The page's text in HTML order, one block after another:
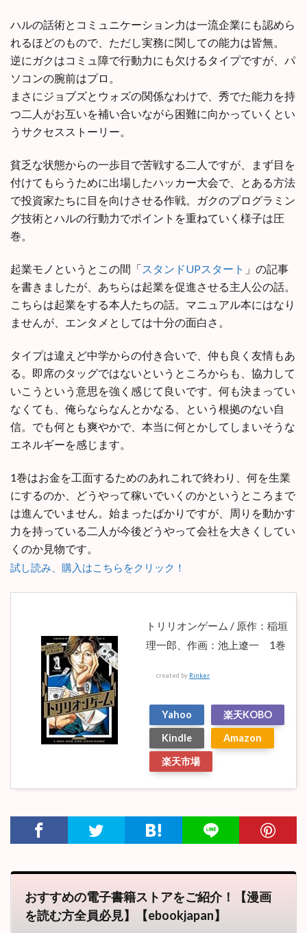
ハルの話術とコミュニケーション力は一流企業にも認めら
れるほどのもので、ただし実務に関しての能力は皆無。
逆にガクはコミュ障で行動力にも欠けるタイプですが、パ
ソコンの腕前はプロ。
まさにジョブズとウォズの関係なわけで、秀でた能力を持
つ二人がお互いを補い合いながら困難に向かっていくとい
うサクセスストーリー。
貧乏な状態からの一歩目で苦戦する二人ですが、まず目を
付けてもらうために出場したハッカー大会で、とある方法
で投資家たちに目を向けさせる作戦。ガクのプログラミン
グ技術とハルの行動力でポイントを重ねていく様子は圧
巻。
起業モノというとこの間「スタンドUPスタート 」の記事
を書きましたが、あちらは起業を促進させる主人公の話。
こちらは起業をする本人たちの話。マニュアル本にはなり
ませんが、エンタメとしては十分の面白さ。
タイプは違えど中学からの付き合いで、仲も良く友情もあ
る。即席のタッグではないというところからも、協力して
いこうという意思を強く感じて良いです。何も決まってい
なくても、俺らならなんとかなる、という根拠のない自
信。でも何とも爽やかで、本当に何とかしてしまいそうな
エネルギーを感じます。
1巻はお金を工面するためのあれこれで終わり、何を生業
にするのか、どうやって稼いでいくのかというところまで
は進んでいません。始まったばかりですが、周りを動かす
力を持っている二人が今後どうやって会社を大きくしてい
くのか見物です。
試し読み、購入はこちらをクリック！
トリリオンゲーム / 原作：稲垣
理一郎、作画：池上遼一 1巻
created by Rinker
Yahoo
楽天KOBO
Kindle
Amazon
楽天市場
おすすめの電子書籍ストアをご紹介！【漫画
を読む方全員必見】【ebookjapan】